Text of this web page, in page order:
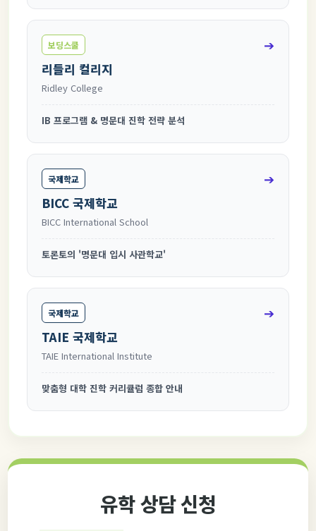
보딩스쿨 ➔
리들리 컬리지
Ridley College
IB 프로그램 & 명문대 진학 전략 분석
국제학교 ➔
BICC 국제학교
BICC International School
토론토의 '명문대 입시 사관학교'
국제학교 ➔
TAIE 국제학교
TAIE International Institute
맞춤형 대학 진학 커리큘럼 종합 안내
유학 상담 신청